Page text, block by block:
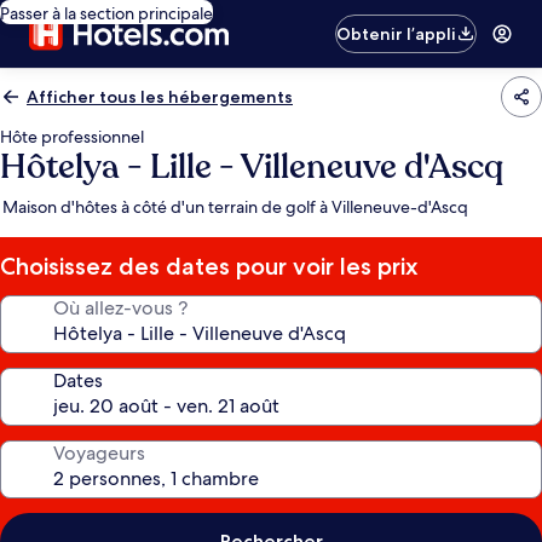
Passer à la section principale
Obtenir l’appli
Afficher tous les hébergements
Hôte professionnel
Hôtelya - Lille - Villeneuve d'Ascq
Maison d'hôtes à côté d'un terrain de golf à Villeneuve-d'Ascq
Choisissez des dates pour voir les prix
Où allez-vous ?
Dates
Voyageurs